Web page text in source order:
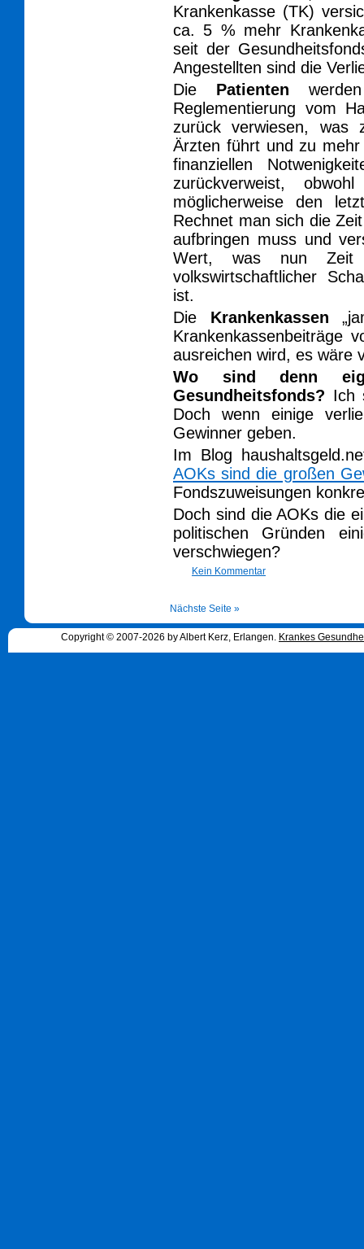
Krankenkasse (TK)
ca. 5 % mehr
seit der
Angestellten sind die
Die Patienten
Reglementierung vom
zurück verwiesen, was
Ärzten führt und zu
finanziellen
zurückverweist,
möglicherweise den
Rechnet man sich die
aufbringen muss und
Wert, was nun
volkswirtschaftlicher
ist.
Die Krankenkassen
Krankenkassenbeiträge
ausreichen wird, es wäre
Wo sind denn
Gesundheitsfonds? Ich
Doch wenn einige
Gewinner geben.
Im Blog
AOKs sind die großen
Fondszuweisungen
Doch sind die AOKs die
politischen Gründen
verschwiegen?
Kein Kommentar
Nächste Seite »
Copyright © 2007-2026 by Albert Kerz, Erlangen. Krankes